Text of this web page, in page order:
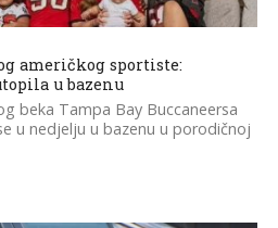
američkog sportiste:
u bazenu
beka Tampa Bay Buccaneersa
u nedjelju u bazenu u porodičnoj